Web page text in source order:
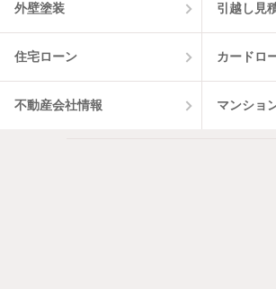
外壁塗装 引越し見
住宅ローン カードロ
不動産会社情報 マンショ